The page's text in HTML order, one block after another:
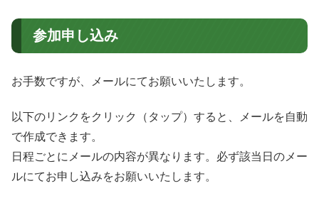
参加申し込み
お手数ですが、メールにてお願いいたします。
以下のリンクをクリック（タップ）すると、メールを自動
で作成できます。
日程ごとにメールの内容が異なります。必ず該当日のメー
ルにてお申し込みをお願いいたします。